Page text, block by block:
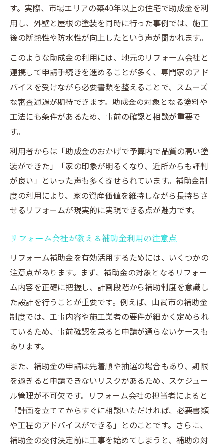
す。実際、市場エリアの築40年以上の住宅で助成金を利
用し、外壁と屋根の塗装を同時に行った事例では、施工
後の断熱性や防水性が向上したという声が聞かれます。
このような助成金の利用には、地元のリフォーム会社と
連携して申請手続きを進めることが多く、専門家のアド
バイスを受けながら必要書類を整えることで、スムーズ
な審査通過が期待できます。助成金の対象となる塗料や
工法にも条件があるため、事前の確認と相談が重要で
す。
利用者からは「助成金のおかげで予算内で品質の高い塗
装ができた」「家の印象が明るくなり、近所からも評判
が良い」といった声も多く寄せられています。補助金制
度の利用により、家の資産価値を維持しながら長持ちさ
せるリフォームが現実的に実現できる点が魅力です。
リフォーム会社が教える補助金利用の注意点
リフォーム補助金を有効活用するためには、いくつかの
注意点があります。まず、補助金の対象となるリフォー
ム内容を正確に把握し、計画段階から補助制度を意識し
た設計を行うことが重要です。例えば、山武市の補助金
制度では、工事内容や施工業者の要件が細かく定められ
ているため、事前確認を怠ると申請が通らないケースも
あります。
また、補助金の申請は先着順や抽選の場合もあり、期限
を過ぎると申請できないリスクがあるため、スケジュー
ル管理が不可欠です。リフォーム会社の担当者によると
「計画を立ててからすぐに相談いただければ、必要書類
や工程のアドバイスができる」とのことです。さらに、
補助金の交付決定前に工事を始めてしまうと、補助の対